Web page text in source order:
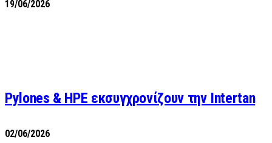
19/06/2026
Pylones & HPE εκσυγχρονίζουν την Intertan
02/06/2026